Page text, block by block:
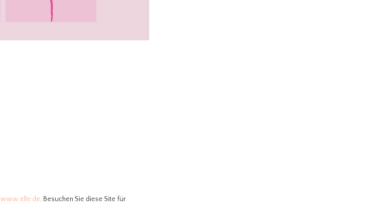
www.elle.de. Besuchen Sie diese Site für